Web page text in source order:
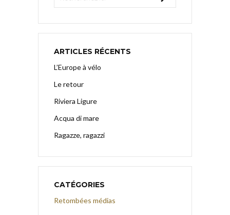
ARTICLES RÉCENTS
L’Europe à vélo
Le retour
Riviera Ligure
Acqua di mare
Ragazze, ragazzi
CATÉGORIES
Retombées médias